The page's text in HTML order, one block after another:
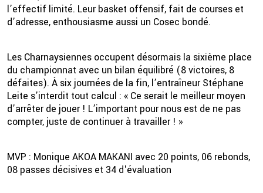
l’effectif limité. Leur basket offensif, fait de courses et
d’adresse, enthousiasme aussi un Cosec bondé.
Les Charnaysiennes occupent désormais la sixième place
du championnat avec un bilan équilibré (8 victoires, 8
défaites). À six journées de la fin, l’entraîneur Stéphane
Leite s’interdit tout calcul : « Ce serait le meilleur moyen
d’arrêter de jouer ! L’important pour nous est de ne pas
compter, juste de continuer à travailler ! »
MVP : Monique AKOA MAKANI avec 20 points, 06 rebonds,
08 passes décisives et 34 d'évaluation